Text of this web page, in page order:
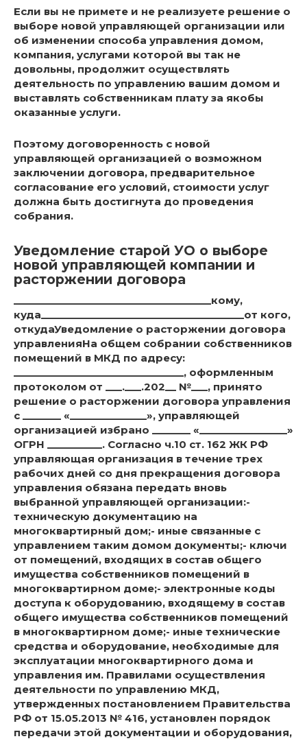
Если вы не примете и не реализуете решение о
выборе новой управляющей организации или
об изменении способа управления домом,
компания, услугами которой вы так не
довольны, продолжит осуществлять
деятельность по управлению вашим домом и
выставлять собственникам плату за якобы
оказанные услуги.
Поэтому договоренность с новой
управляющей организацией о возможном
заключении договора, предварительное
согласование его условий, стоимости услуг
должна быть достигнута до проведения
собрания.
Уведомление старой УО о выборе
новой управляющей компании и
расторжении договора
____________________________________кому,
куда_____________________________________от кого,
откудаУведомление о расторжении договора
управленияНа общем собрании собственников
помещений в МКД по адресу:
_______________________________, оформленным
протоколом от ___.___.202__ №___, принято
решение о расторжении договора управления
с _______ «______________», управляющей
организацией избрано _______ «________________»
ОГРН __________. Согласно ч.10 ст. 162 ЖК РФ
управляющая организация в течение трех
рабочих дней со дня прекращения договора
управления обязана передать вновь
выбранной управляющей организации:-
техническую документацию на
многоквартирный дом;- иные связанные с
управлением таким домом документы;- ключи
от помещений, входящих в состав общего
имущества собственников помещений в
многоквартирном доме;- электронные коды
доступа к оборудованию, входящему в состав
общего имущества собственников помещений
в многоквартирном доме;- иные технические
средства и оборудование, необходимые для
эксплуатации многоквартирного дома и
управления им. Правилами осуществления
деятельности по управлению МКД,
утвержденных постановлением Правительства
РФ от 15.05.2013 № 416, установлен порядок
передачи этой документации и оборудования,